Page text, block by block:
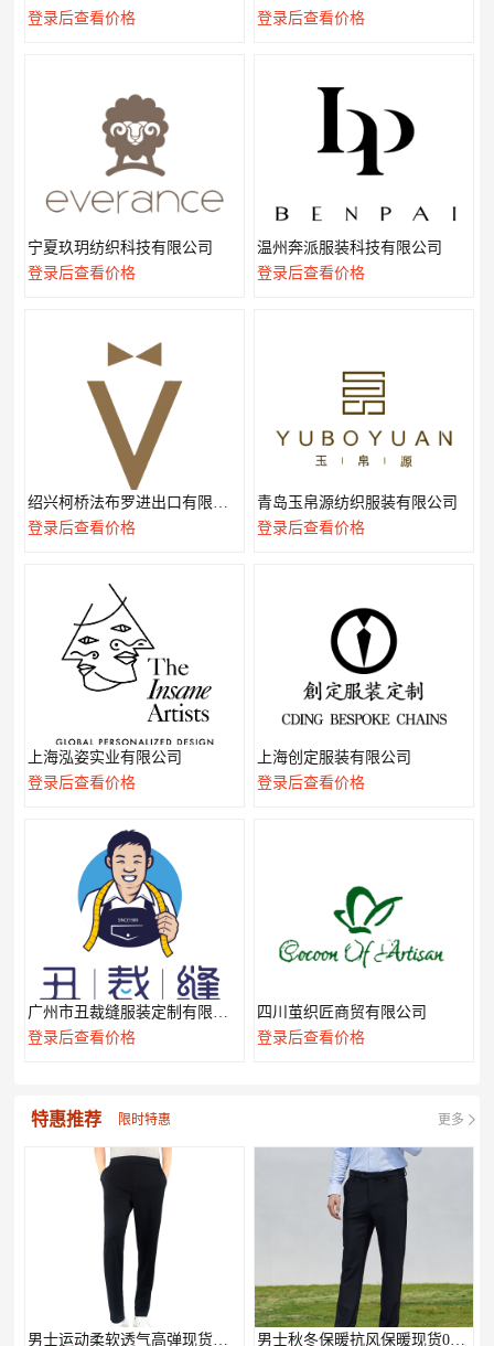
登录后查看价格
登录后查看价格
宁夏玖玥纺织科技有限公司
登录后查看价格
温州奔派服装科技有限公司
登录后查看价格
绍兴柯桥法布罗进出口有限公司
登录后查看价格
青岛玉帛源纺织服装有限公司
登录后查看价格
上海泓姿实业有限公司
登录后查看价格
上海创定服装有限公司
登录后查看价格
广州市丑裁缝服装定制有限公司
登录后查看价格
四川茧织匠商贸有限公司
登录后查看价格
特惠推荐 限时特惠 更多
男士运动柔软透气高弹现货休闲裤003
男士秋冬保暖抗风保暖现货007款